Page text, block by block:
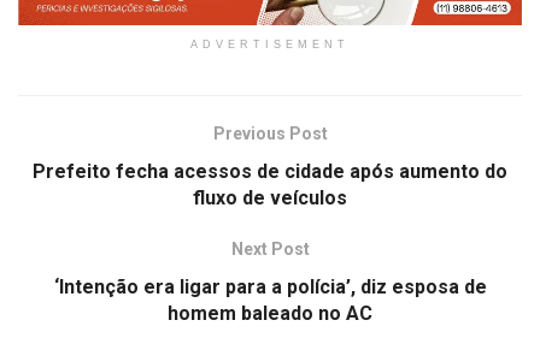
ADVERTISEMENT
Previous Post
Prefeito fecha acessos de cidade após aumento do
fluxo de veículos
Next Post
‘Intenção era ligar para a polícia’, diz esposa de
homem baleado no AC